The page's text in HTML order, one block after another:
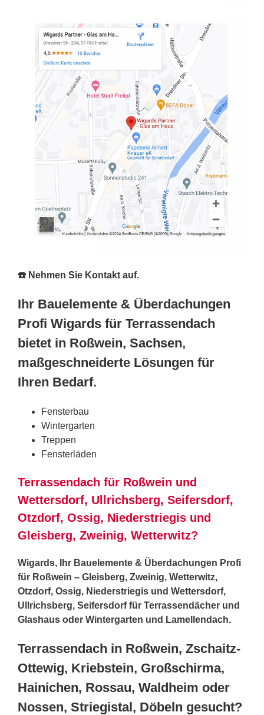
☎️ Nehmen Sie Kontakt auf.
Ihr Bauelemente & Überdachungen
Profi Wigards für Terrassendach
bietet in Roßwein, Sachsen,
maßgeschneiderte Lösungen für
Ihren Bedarf.
Fensterbau
Wintergarten
Treppen
Fensterläden
Terrassendach für Roßwein und
Wettersdorf, Ullrichsberg, Seifersdorf,
Otzdorf, Ossig, Niederstriegis und
Gleisberg, Zweinig, Wetterwitz?
Wigards, Ihr Bauelemente & Überdachungen Profi
für Roßwein – Gleisberg, Zweinig, Wetterwitz,
Otzdorf, Ossig, Niederstriegis und Wettersdorf,
Ullrichsberg, Seifersdorf für Terrassendächer und
Glashaus oder Wintergarten und Lamellendach.
Terrassendach in Roßwein, Zschaitz-
Ottewig, Kriebstein, Großschirma,
Hainichen, Rossau, Waldheim oder
Nossen, Striegistal, Döbeln gesucht?